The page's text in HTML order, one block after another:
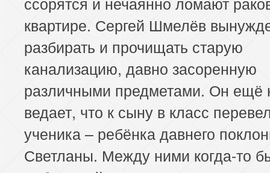
квартире. Сергей Шмелёв
разбирать и прочищать старую
канализацию, давно засоренную
различными предметами. Он ещё
ведает, что к сыну в класс
ученика – ребёнка давнего
Светланы. Между ними когда-то